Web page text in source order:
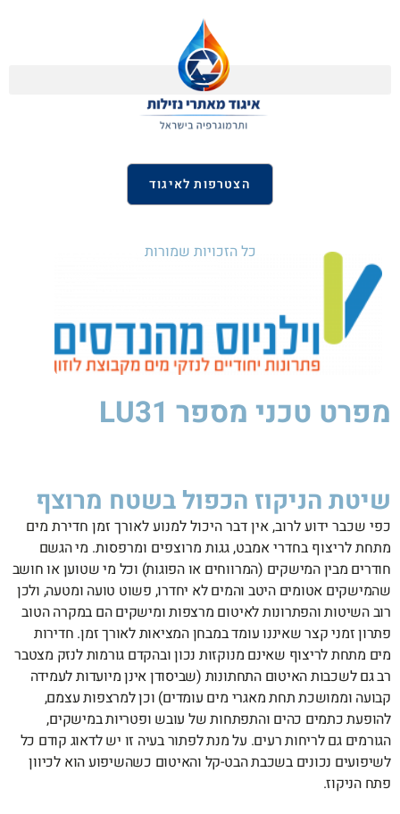
הצטרפות לאיגוד
כל הזכויות שמורות
מפרט טכני מספר LU31
שיטת הניקוז הכפול בשטח מרוצף
כפי שכבר ידוע לרוב, אין דבר היכול למנוע לאורך זמן חדירת מים
מתחת לריצוף בחדרי אמבט, גגות מרוצפים ומרפסות. מי הגשם
חודרים מבין המישקים (המרווחים או הפוגות) וכל מי שטוען או חושב
שהמישקים אטומים היטב והמים לא יחדרו, פשוט טועה ומטעה, ולכן
רוב השיטות והפתרונות לאיטום מרצפות ומישקים הם במקרה הטוב
פתרון זמני קצר שאיננו עומד במבחן המציאות לאורך זמן. חדירות
מים מתחת לריצוף שאינם מנוקזות נכון ובהקדם גורמות לנזק מצטבר
רב גם לשכבות האיטום התחתונות (שביסודן אינן מיועדות לעמידה
קבועה וממושכת תחת מאגרי מים עומדים) וכן למרצפות עצמם,
להופעת כתמים כהים והתפתחות של עובש ופטריות במישקים,
הגורמים גם לריחות רעים. על מנת לפתור בעיה זו יש לדאוג קודם כל
לשיפועים נכונים בשכבת הבט-קל והאיטום כשהשיפוע הוא לכיוון
פתח הניקוז.